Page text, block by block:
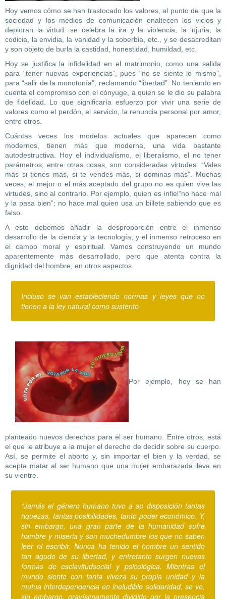
Hoy vemos cómo se han trastocado los valores, al punto de que la
sociedad y los medios de comunicación enaltecen los vicios y
deploran la virtud: se celebra la ira y la violencia, la lujuria, la
codicia, la envidia, la vanidad y la soberbia, etc., y se desacreditan
y son objeto de burla la castidad, honestidad, humildad, etc.
Hoy se justifica la infidelidad en el matrimonio, como una salida
para “tener nuevas experiencias”, pues “no se siente lo mismo”,
para “salir de la monotonía”, reclamando “libertad”. No teniendo en
cuenta el compromiso con el cónyuge, a quien se le dio su palabra
de fidelidad. Lo que significaría esfuerzo por vivir una serie de
valores como el perdón, el servicio, la renuncia personal por amor,
entre otros.
Cuántas veces los modelos actuales que aparecen como
modernos, tienen más que moderna, una vida bastante
autodestructiva. Hoy el individualismo, el liberalismo, el no tener
parámetros, entre otras cosas, son consideradas virtudes: “Vales
más si tienes más, si te vendes más, si dominas más”. Muchas
veces, el mejor o el más aceptado del grupo no es quien vive las
virtudes, sino al contrario. Por ejemplo, quien es infiel“no hace mal
y la pasa bien”; no hace mal quien usa un billete sabiendo que es
falso.
A esto debemos añadir la desproporción entre el inmenso
desarrollo de la ciencia y la tecnología, y el inmenso retroceso en
el campo moral y espiritual. Vamos construyendo un mundo
aparentemente más desarrollado, pero que atenta contra la
dignidad del hombre, en otros aspectos
Incluso se van estableciendo normas y leyes que no
tienen a la ley natural como sustento
Por ejemplo, hoy se han
planteado nuevos derechos para el ser humano. Entre otros, está
el que le atribuye a la mujer el derecho de decidir sobre su cuerpo.
Así, se permite el aborto y, sin importar el bien y la verdad, se
acepta matar al ser humano que una mujer embarazada lleva en
su vientre.
“Jamás el género humano tuvo a su disposición tantas
riquezas, tantas posibilidades, tanto poder económico. Y,
sin embargo, una gran parte de la humanidad sufre
hambre y miseria y son muchedumbre los que no saben
leer ni escribir. Nunca ha tenido el hombre un sentido
tan agudo de su libertad, y entretanto surgen nuevas
formas de esclavitudsocial y psicológica. Mientras el
mundo siente con tanta viveza su propia unidad y la
mutua interdependencia en ineludible solidaridad, se ve,
sin embargo, gravísimamente dividido por la presencia